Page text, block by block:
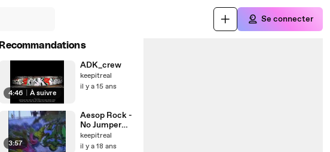
Se connecter
Recommandations
4:46 À suivre
ADK_crew
keepitreal
il y a 15 ans
3:57
Aesop Rock -
No Jumper
Cables
keepitreal
il y a 18 ans